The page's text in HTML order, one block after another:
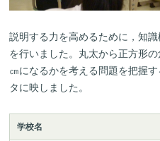
説明する力を高めるために，知
を行いました。丸太から正方形
㎝になるかを考える問題を把握
タに映しました。
学校名